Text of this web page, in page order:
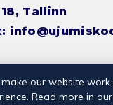
Tallinn
our website
Read more in our